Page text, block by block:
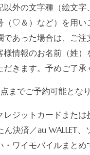
外の文字種（絵文字
（♡＆）など）を用い
であった場合は、ご注
様情報のお名前（姓）
きます。予めご了承
までご予約可能となり
ジットカードまたは
ん決済／au WALLET、
ワイモバイルまとめ